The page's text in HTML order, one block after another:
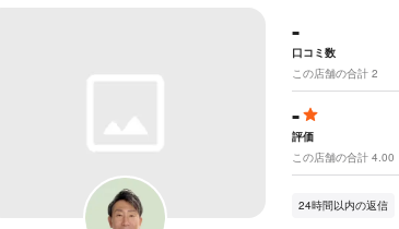
-
口コミ数
この店舗の合計 2
-
評価
この店舗の合計 4.00
24時間以内の返信